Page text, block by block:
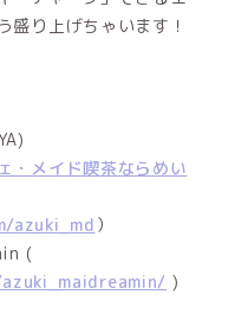
盛り上げちゃいます！
・メイド喫茶ならめい
azuki_md ）
(
)